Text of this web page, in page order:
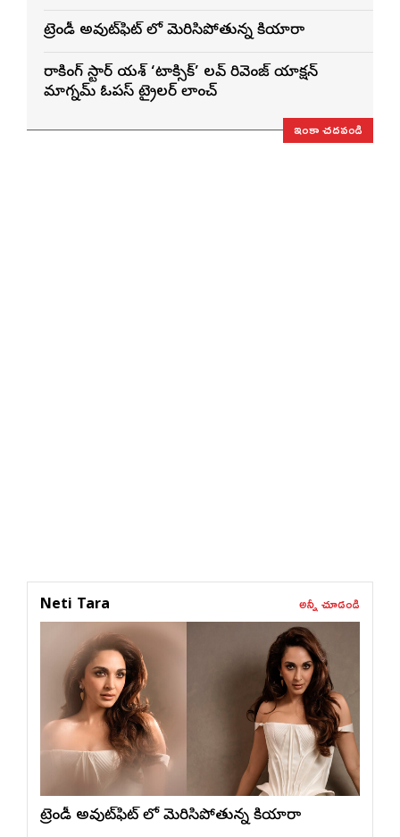
ట్రెండీ అవుట్‌ఫిట్ లో మెరిసిపోతున్న కియారా
రాకింగ్ స్టార్ యశ్ ‘టాక్సిక్’ లవ్ రివెంజ్ యాక్షన్
మాగ్నమ్ ఓపస్‌ ట్రైలర్ లాంచ్
ఇంకా చదవండి
Neti Tara అన్నీ చూడండి
ట్రెండీ అవుట్‌ఫిట్ లో మెరిసిపోతున్న కియారా